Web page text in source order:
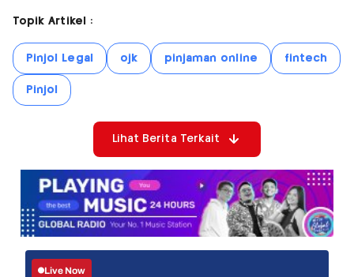
Topik Artikel :
Pinjol Legal ojk pinjaman online fintech
Pinjol
Lihat Berita Terkait
Live Now